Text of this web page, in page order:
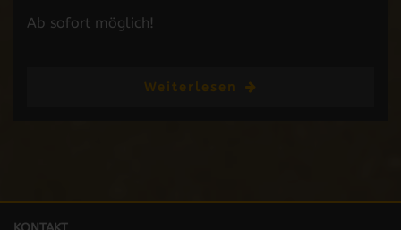
Ab sofort möglich!
Weiterlesen